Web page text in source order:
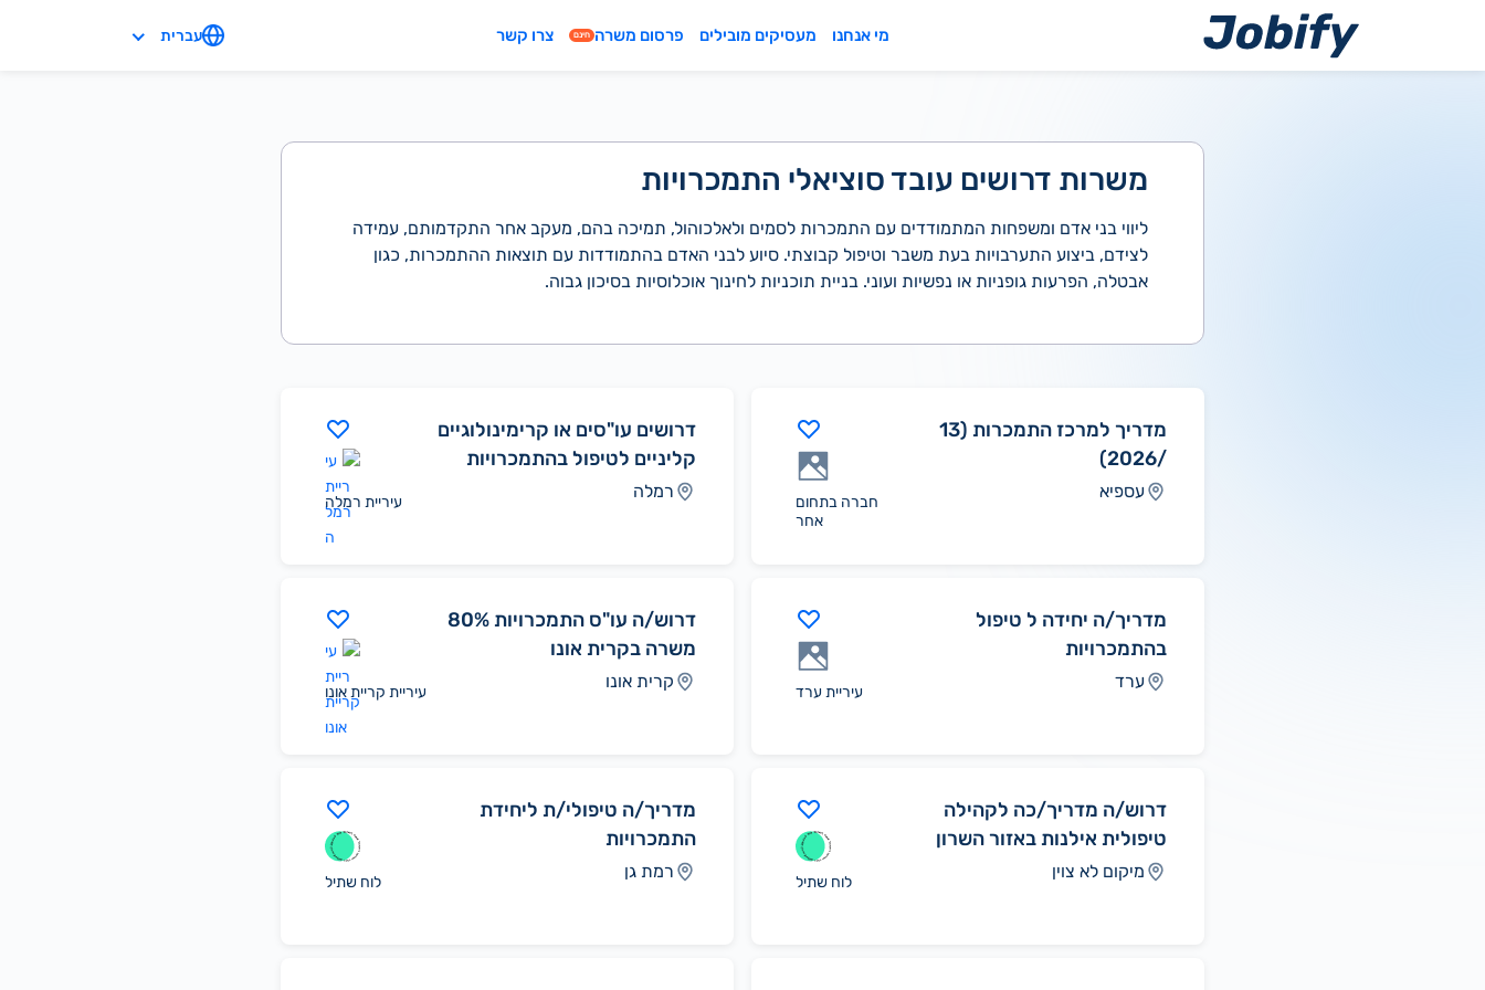
מי אנחנו מעסיקים מובילים פרסום משרה חינם צרו קשר עברית
משרות דרושים עובד סוציאלי התמכרויות
ליווי בני אדם ומשפחות המתמודדים עם התמכרות לסמים ולאלכוהול, תמיכה בהם, מעקב אחר התקדמותם, עמידה
לצידם, ביצוע התערבויות בעת משבר וטיפול קבוצתי. סיוע לבני האדם בהתמודדות עם תוצאות ההתמכרות, כגון
אבטלה, הפרעות גופניות או נפשיות ועוני. בניית תוכניות לחינוך אוכלוסיות בסיכון גבוה.
מדריך למרכז התמכרות (13
/2026)
עספיא
חברה בתחום
אחר
דרושים עו"סים או קרימינולוגיים
קליניים לטיפול בהתמכרויות
רמלה
עיריית רמלה
מדריך/ה יחידה ל טיפול
בהתמכרויות
ערד
עיריית ערד
דרוש/ה עו"ס התמכרויות 80%
משרה בקרית אונו
קרית אונו
עיריית קריית אונו
דרוש/ה מדריך/כה לקהילה
טיפולית אילנות באזור השרון
מיקום לא צוין
לוח שתיל
מדריך/ה טיפולי/ת ליחידת
התמכרויות
רמת גן
לוח שתיל